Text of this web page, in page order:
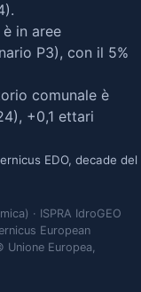
in aree
P3), con il 5%
comunale è
+0,1 ettari
EDO, decade del
· ISPRA IdroGEO
European
Europea,